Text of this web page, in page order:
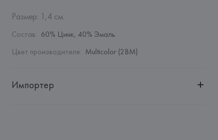
Размер: 1,4 см.
Состав: 60% Цинк, 40% Эмаль
Цвет производителя: Multicolor (2BM)
Импортер